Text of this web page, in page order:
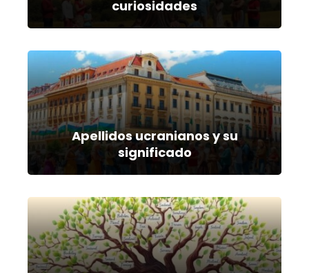
curiosidades
Apellidos ucranianos y su
significado